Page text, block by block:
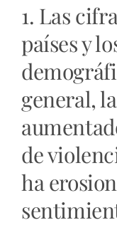
1. Las
países y
general,
de
ha